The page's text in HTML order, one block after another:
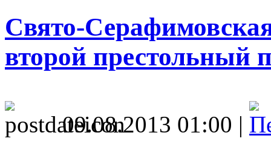
Свято-
второй престольный
09.08.2013 01:00 |